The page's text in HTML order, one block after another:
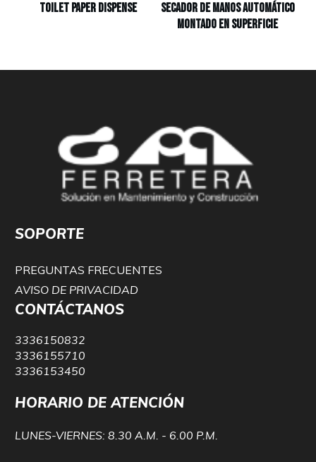
Toilet Paper Dispense
Secador de manos automático
montado en superficie
SOPORTE
PREGUNTAS FRECUENTES
AVISO DE PRIVACIDAD
CONTÁCTANOS
3336150832
3336155710
3336153450
HORARIO DE ATENCIÓN
LUNES-VIERNES: 8.30 A.M. - 6.00 P.M.